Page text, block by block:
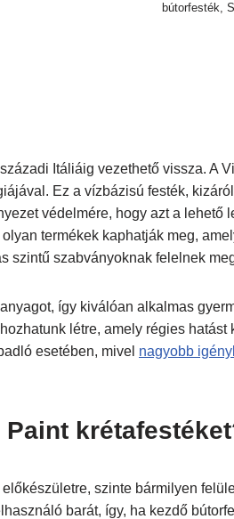
bútorfesték,
Itáliáig vezethető vissza. A
Ez a vízbázisú festék,
védelmére, hogy azt a
termékek kaphatják meg,
szintű szabványoknak felelnek
így kiválóan alkalmas
létre, amely régies
esetében, mivel nagyobb
szinte bármilyen
barát, így, ha kezdő